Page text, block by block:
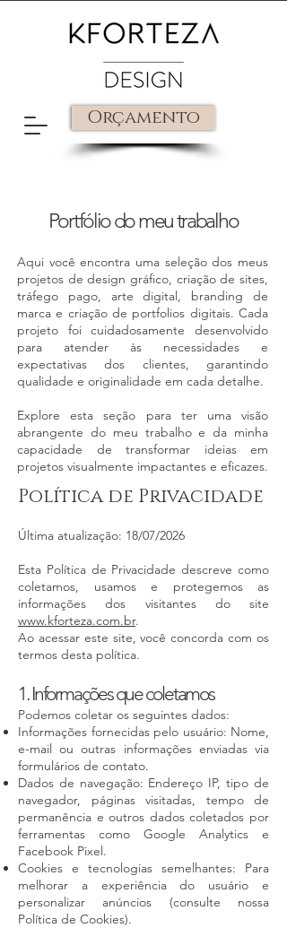
Orçamento
Portfólio do meu trabalho
Aqui você encontra uma seleção dos meus
projetos de design gráfico, criação de sites,
tráfego pago, arte digital, branding de
marca e criação de portfolios digitais. Cada
projeto foi cuidadosamente desenvolvido
para atender às necessidades e
expectativas dos clientes, garantindo
qualidade e originalidade em cada detalhe.
Explore esta seção para ter uma visão
abrangente do meu trabalho e da minha
capacidade de transformar ideias em
projetos visualmente impactantes e eficazes.
Política de Privacidade
Última atualização: 18/07/2026
Esta Política de Privacidade descreve como
coletamos, usamos e protegemos as
informações dos visitantes do site
www.kforteza.com.br.
Ao acessar este site, você concorda com os
termos desta política.
1. Informações que coletamos
Podemos coletar os seguintes dados:
Informações fornecidas pelo usuário: Nome,
e-mail ou outras informações enviadas via
formulários de contato.
Dados de navegação: Endereço IP, tipo de
navegador, páginas visitadas, tempo de
permanência e outros dados coletados por
ferramentas como Google Analytics e
Facebook Pixel.
Cookies e tecnologias semelhantes: Para
melhorar a experiência do usuário e
personalizar anúncios (consulte nossa
Política de Cookies).